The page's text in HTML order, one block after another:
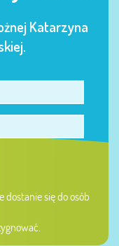
Katarzyna
dostanie się do osób